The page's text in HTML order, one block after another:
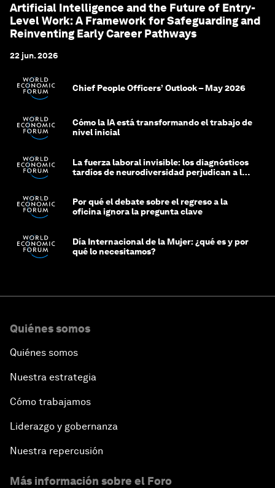
Artificial Intelligence and the Future of Entry-
Level Work: A Framework for Safeguarding and
Reinventing Early Career Pathways
22 jun. 2026
Chief People Officers’ Outlook – May 2026
Cómo la IA está transformando el trabajo de
nivel inicial
La fuerza laboral invisible: los diagnósticos
tardíos de neurodiversidad perjudican a las
Por qué el debate sobre el regreso a la
oficina ignora la pregunta clave
Día Internacional de la Mujer: ¿qué es y por
qué lo necesitamos?
Quiénes somos
Quiénes somos
Nuestra estrategia
Cómo trabajamos
Liderazgo y gobernanza
Nuestra repercusión
Más información sobre el Foro